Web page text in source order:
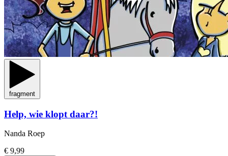
fragment
Help, wie klopt daar?!
Nanda Roep
€ 9,99